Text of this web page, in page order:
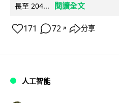
長至 204...
閱讀全文
171 72 ↗ 分享
人工智能